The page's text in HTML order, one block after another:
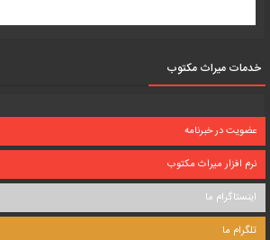
خدمات میراث مکتوب
عضویت در خبرنامه
نرم افزار میراث مکتوب
اینستاگرام ما
تلگرام ما